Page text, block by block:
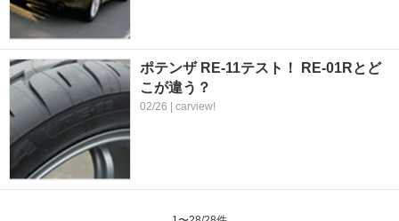
ポテンザ RE-11テスト！ RE-01Rとど
こが違う？
02/26 | carview!